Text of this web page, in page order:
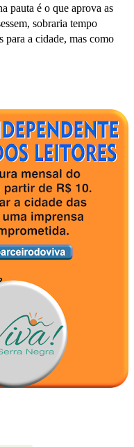
pauta é o que aprova as
sobraria tempo
para a cidade, mas como